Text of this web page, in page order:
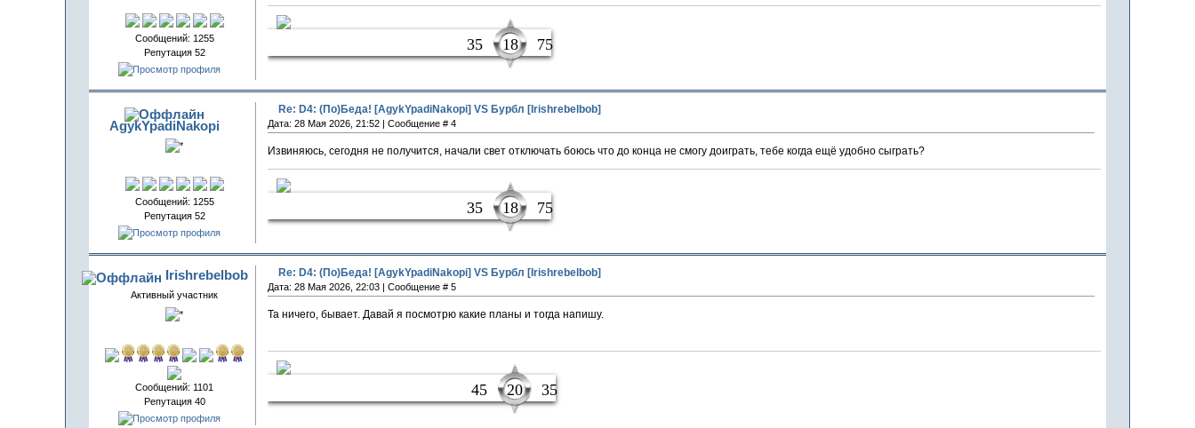
Сообщений: 1255
Репутация 52
75
18
35
AgykYpadiNakopi
Сообщений: 1255
Репутация 52
Re: D4: (По)Беда! [AgykYpadiNakopi] VS Бурбл [Irishrebelbob]
Дата: 28 Мая 2026, 21:52 | Сообщение # 4
Извиняюсь, сегодня не получится, начали свет отключать боюсь что до конца не смогу доиграть, тебе когда ещё удобно сыграть?
75
18
35
Irishrebelbob
Активный участник
Сообщений: 1101
Репутация 40
Re: D4: (По)Беда! [AgykYpadiNakopi] VS Бурбл [Irishrebelbob]
Дата: 28 Мая 2026, 22:03 | Сообщение # 5
Та ничего, бывает. Давай я посмотрю какие планы и тогда напишу.
35
20
45